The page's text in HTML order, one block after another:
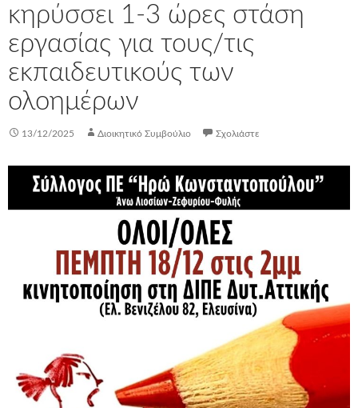
κηρύσσει 1-3 ώρες στάση
εργασίας για τους/τις
εκπαιδευτικούς των
ολοημέρων
13/12/2025 Διοικητικό Συμβούλιο Σχολιάστε